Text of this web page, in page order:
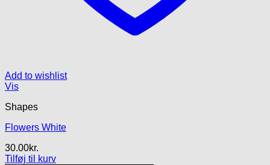
Add to wishlist
Vis
Shapes
Flowers White
30.00kr.
Tilføj til kurv